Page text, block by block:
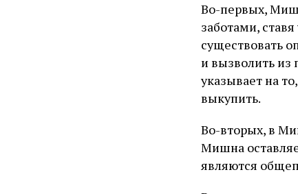
Во-первых,
заботами,
существовать
и вызволить из
указывает на
выкупить.
Во-вторых, в
Мишна
являются